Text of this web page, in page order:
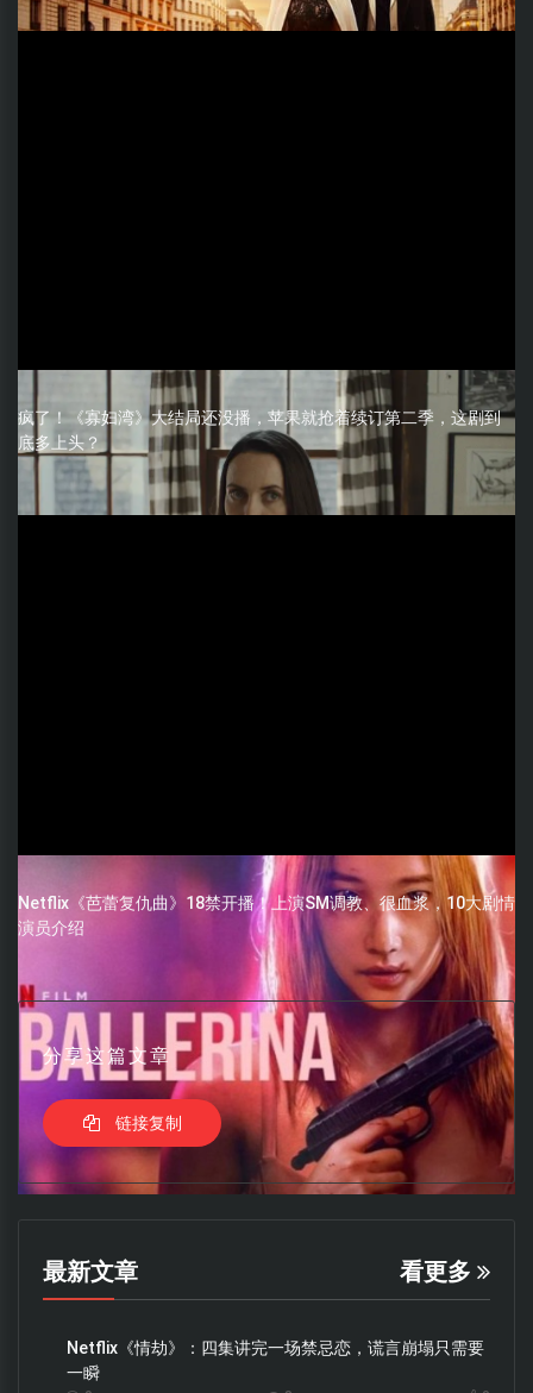
疯了！《寡妇湾》大结局还没播，苹果就抢着续订第二季，这剧到
底多上头？
Netflix《芭蕾复仇曲》18禁开播！上演SM调教、很血浆，10大剧情
演员介绍
分享这篇文章
链接复制
最新文章 看更多
Netflix《情劫》：四集讲完一场禁忌恋，谎言崩塌只需要
一瞬